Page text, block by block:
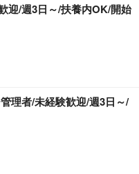
迎/週3日～/扶養内OK/開始
理者/未経験歓迎/週3日～/